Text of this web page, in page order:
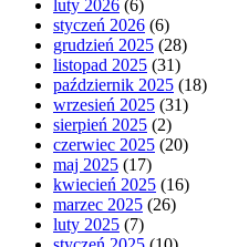
luty 2026 (6)
styczeń 2026 (6)
grudzień 2025 (28)
listopad 2025 (31)
październik 2025 (18)
wrzesień 2025 (31)
sierpień 2025 (2)
czerwiec 2025 (20)
maj 2025 (17)
kwiecień 2025 (16)
marzec 2025 (26)
luty 2025 (7)